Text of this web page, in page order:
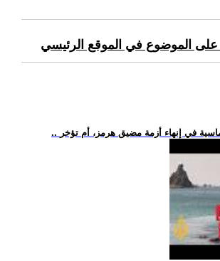
على الموضوع في الموقع الرئيسي
في إنهاء أزمة مضيق هرمز، أم تؤخر